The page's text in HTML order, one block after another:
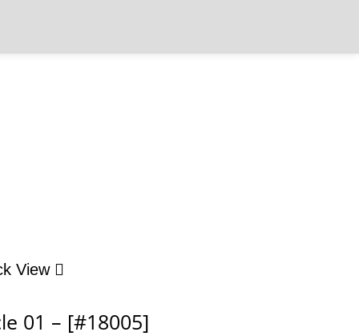
View
01 – [#18005]